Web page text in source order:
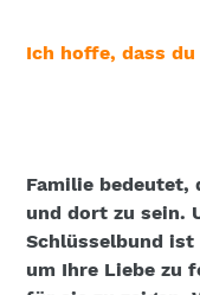
wird
Ich hoffe, dass
Familie bedeutet,
und dort zu sein.
Schlüsselbund
um Ihre Liebe zu